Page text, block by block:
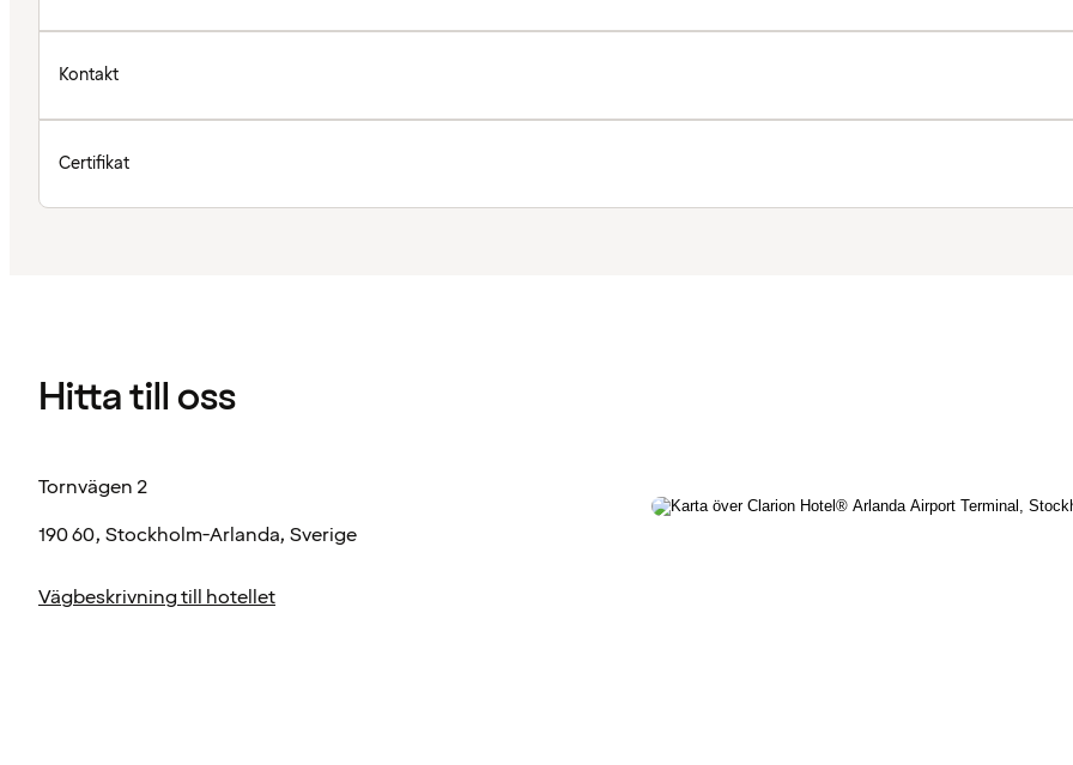
Kontakt
Certifikat
Hitta till oss
Tornvägen 2
190 60, Stockholm-Arlanda, Sverige
Vägbeskrivning till hotellet